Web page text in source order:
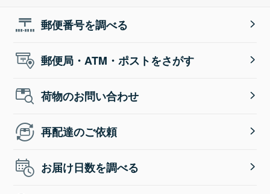
郵便番号を調べる
郵便局・ATM・ポストをさがす
荷物のお問い合わせ
再配達のご依頼
お届け日数を調べる